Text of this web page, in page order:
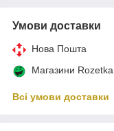
Умови доставки
Нова Пошта
Магазини Rozetka
Всі умови доставки